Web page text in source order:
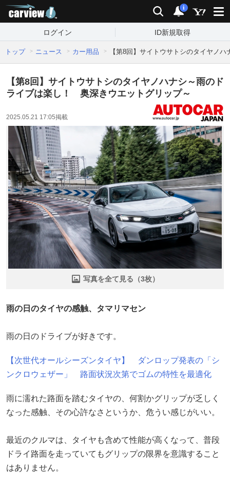
検索 通知
i
ログイン ID新規取得
トップ ニュース カー用品 【第8回】サイトウサトシのタイヤノ
【第8回】サイトウサトシのタイヤノハナシ～雨のド
ライブは楽し！ 奥深きウエットグリップ～
2025.05.21 17:05掲載
写真を全て見る（3枚）
雨の日のタイヤの感触、タマリマセン
雨の日のドライブが好きです。
【次世代オールシーズンタイヤ】 ダンロップ発表の「シ
ンクロウェザー」 路面状況次第でゴムの特性を最適化
雨に濡れた路面を踏むタイヤの、何割かグリップが乏しく
なった感触、その心許なさというか、危うい感じがいい。
最近のクルマは、タイヤも含めて性能が高くなって、普段
ドライ路面を走っていてもグリップの限界を意識すること
はありません。